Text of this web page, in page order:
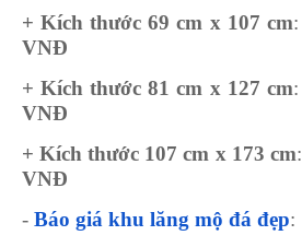
+ Kích thước 69 cm x 107 cm:
VNĐ
+ Kích thước 81 cm x 127 cm:
VNĐ
+ Kích thước 107 cm x 173 cm:
VNĐ
- Báo giá khu lăng mộ đá đẹp: